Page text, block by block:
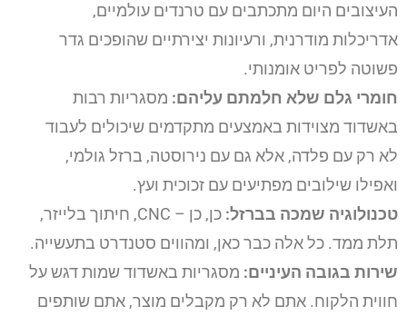
העיצובים היום מתכתבים עם טרנדים עולמיים,
אדריכלות מודרנית, ורעיונות יצירתיים שהופכים גדר
פשוטה לפריט אומנותי.
חומרי גלם שלא חלמתם עליהם: מסגריות רבות
באשדוד מצוידות באמצעים מתקדמים שיכולים לעבוד
לא רק עם פלדה, אלא גם עם נירוסטה, ברזל גולמי,
ואפילו שילובים מפתיעים עם זכוכית ועץ.
טכנולוגיה שמכה בברזל:
כן, כן – CNC, חיתוך בלייזר,
תלת ממד. כל אלה כבר כאן, ומהווים סטנדרט בתעשייה.
שירות בגובה העיניים: מסגריות באשדוד שמות דגש על
חווית הלקוח. אתם לא רק מקבלים מוצר, אתם שותפים